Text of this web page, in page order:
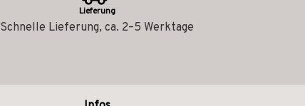
Lieferung
Schnelle Lieferung, ca. 2–5 Werktage